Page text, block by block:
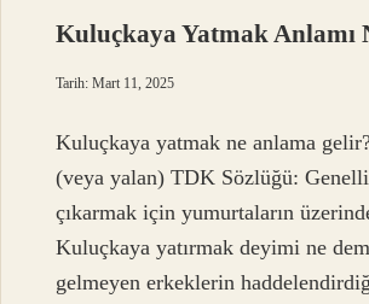
Kuluçkaya Yatmak Anlamı
Tarih: Mart 11, 2025
Kuluçkaya yatmak ne anlama
(veya yalan) TDK Sözlüğü:
çıkarmak için yumurtaların
Kuluçkaya yatırmak deyimi ne
gelmeyen erkeklerin